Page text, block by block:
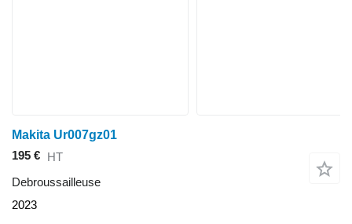
Makita Ur007gz01
195 € HT
Debroussailleuse
2023